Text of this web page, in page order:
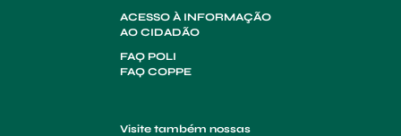
ACESSO À INFORMAÇÃO
AO CIDADÃO
FAQ POLI
FAQ COPPE
Visite também nossas